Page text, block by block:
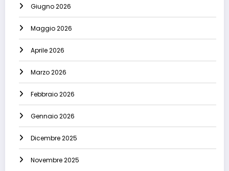
Giugno 2026
Maggio 2026
Aprile 2026
Marzo 2026
Febbraio 2026
Gennaio 2026
Dicembre 2025
Novembre 2025